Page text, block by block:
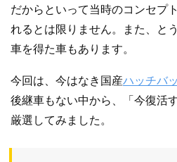
だからといって当時のコンセプ
れるとは限りません。また、と
車を得た車もあります。
今回は、今はなき国産ハッチバ
後継車もない中から、「今復活
厳選してみました。